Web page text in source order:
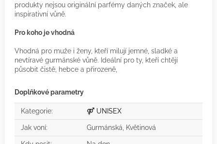
produkty nejsou originální parfémy daných značek, ale
inspirativní vůně.
Pro koho je vhodná
Vhodná pro muže i ženy, kteří milují jemné, sladké a
nevtíravé gurmánské vůně. Ideální pro ty, kteří chtějí
působit čistě, hebce a přirozeně,
Doplňkové parametry
Kategorie: ⚤ UNISEX
Jak voní: Gurmánská, Květinová